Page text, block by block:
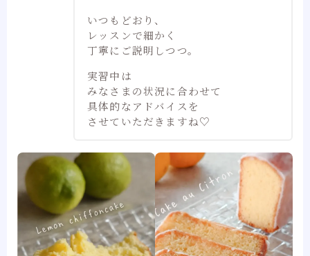
いつもどおり、
レッスンで細かく
丁寧にご説明しつつ。
実習中は
みなさまの状況に合わせて
具体的なアドバイスを
させていただきますね♡